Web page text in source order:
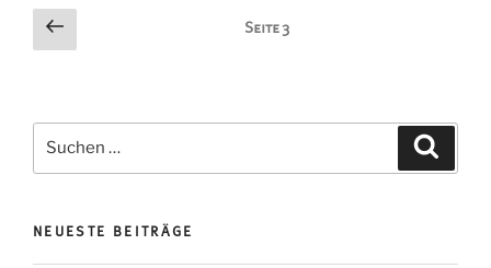
4K
über
#Video“
Seitennummerierung
der
Vorherige
Seite
Seite 3
nach:
NEUESTE BEITRÄGE